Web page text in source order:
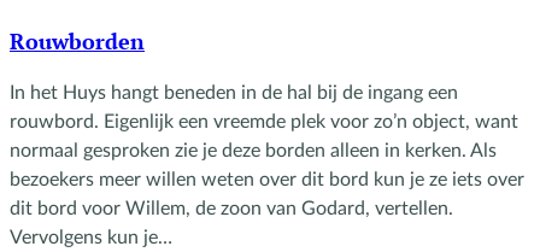
Rouwborden
In het Huys hangt beneden in de hal bij de ingang een
rouwbord. Eigenlijk een vreemde plek voor zo’n object, want
normaal gesproken zie je deze borden alleen in kerken. Als
bezoekers meer willen weten over dit bord kun je ze iets over
dit bord voor Willem, de zoon van Godard, vertellen.
Vervolgens kun je…